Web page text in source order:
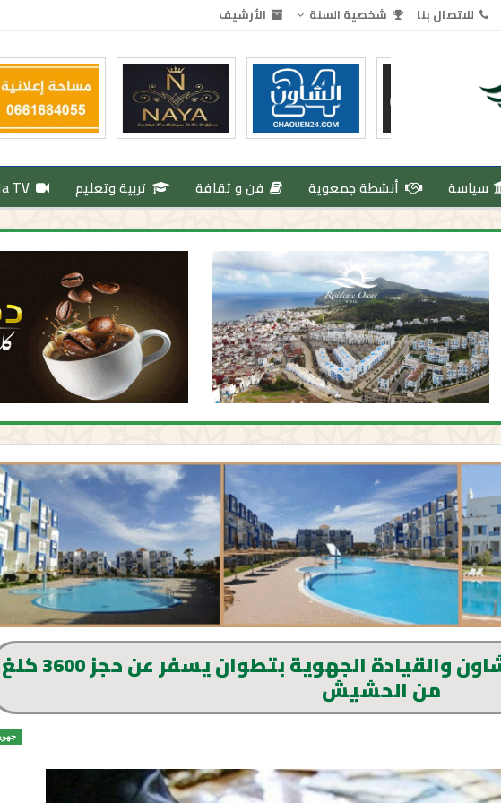
للاتصال بنا شخصية السنة الأرشيف
سياسة أنشطة جمعوية فن و ثقافة تربية وتعليم TV
تنسيق دركي بين سرية شفشاون والقيادة الجهوية بتطوان يسفر عن حجز 3600 كلغ
من الحشيش